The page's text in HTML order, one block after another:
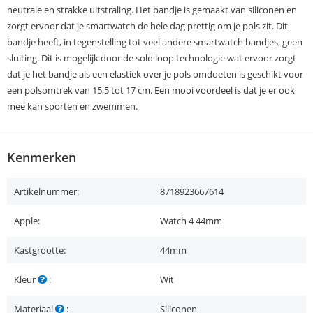
neutrale en strakke uitstraling. Het bandje is gemaakt van siliconen en
zorgt ervoor dat je smartwatch de hele dag prettig om je pols zit. Dit
bandje heeft, in tegenstelling tot veel andere smartwatch bandjes, geen
sluiting. Dit is mogelijk door de solo loop technologie wat ervoor zorgt
dat je het bandje als een elastiek over je pols omdoeten is geschikt voor
een polsomtrek van 15,5 tot 17 cm. Een mooi voordeel is dat je er ook
mee kan sporten en zwemmen.
Kenmerken
Artikelnummer: 8718923667614
Apple: Watch 4 44mm
Kastgrootte: 44mm
Kleur : Wit
Materiaal : Siliconen